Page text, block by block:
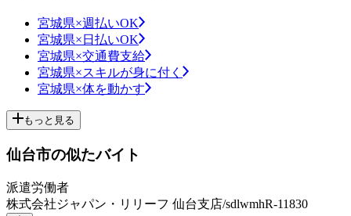
宮城県×週払いOK
宮城県×日払いOK
宮城県×交通費支給
宮城県×スキルが身に付く
宮城県×体を動かす
もっと見る
仙台市の似たバイト
派遣労働者
株式会社ジャパン・リリーフ 仙台支店/sdlwmhR-11830